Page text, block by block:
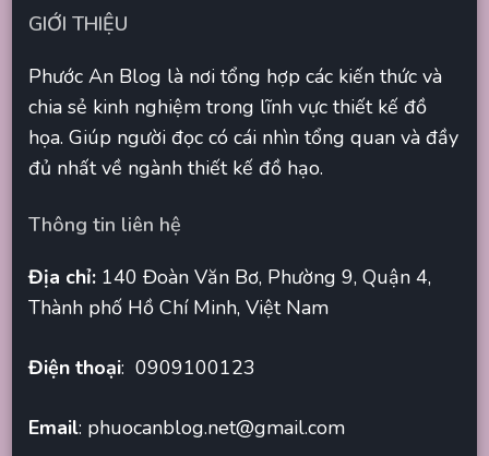
GIỚI THIỆU
Phước An Blog là nơi tổng hợp các kiến thức và
chia sẻ kinh nghiệm trong lĩnh vực thiết kế đồ
họa. Giúp người đọc có cái nhìn tổng quan và đầy
đủ nhất về ngành thiết kế đồ hạo.
Thông tin liên hệ
Địa chỉ: 140 Đoàn Văn Bơ, Phường 9, Quận 4,
Thành phố Hồ Chí Minh, Việt Nam
Điện thoại: 0909100123
Email: phuocanblog.net@gmail.com